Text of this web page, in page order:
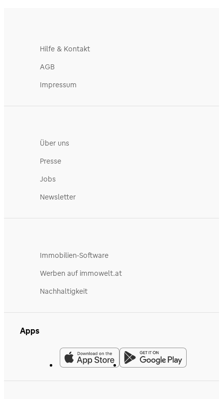
Hilfe & Kontakt
AGB
Impressum
Über uns
Presse
Jobs
Newsletter
Immobilien-Software
Werben auf immowelt.at
Nachhaltigkeit
Apps